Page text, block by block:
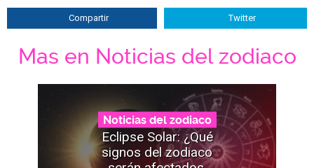
Compartir Twitter
Mas en Noticias del zodiaco
Noticias del zodiaco
Eclipse Solar: ¿Qué
signos del zodiaco